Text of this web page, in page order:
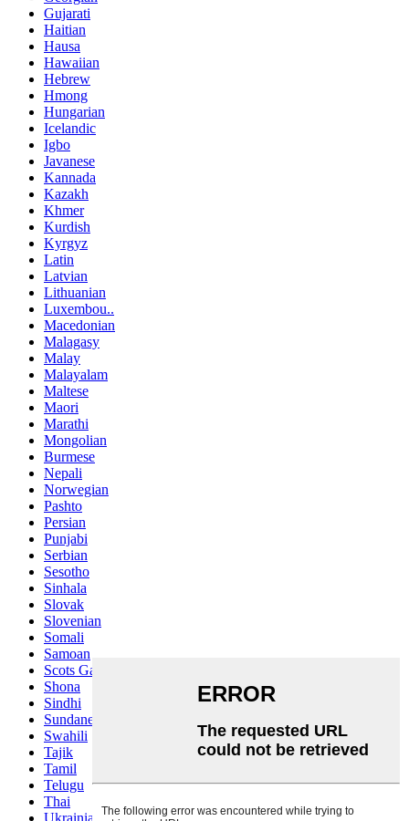
Gujarati
Haitian
Hausa
Hawaiian
Hebrew
Hmong
Hungarian
Icelandic
Igbo
Javanese
Kannada
Kazakh
Khmer
Kurdish
Kyrgyz
Latin
Latvian
Lithuanian
Luxembou..
Macedonian
Malagasy
Malay
Malayalam
Maltese
Maori
Marathi
Mongolian
Burmese
Nepali
Norwegian
Pashto
Persian
Punjabi
Serbian
Sesotho
Sinhala
Slovak
Slovenian
Somali
Samoan
Scots Gaelic
Shona
Sindhi
Sundanese
Swahili
Tajik
Tamil
Telugu
Thai
Ukrainian